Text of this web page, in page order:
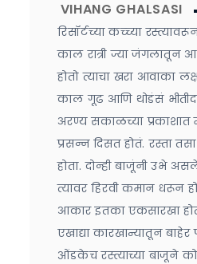
रिसॉर्टच्या कच्च्या
काल रात्री ज्या जंगलातून
होतो त्याचा खरा आवाका
काल गूढ आणि थोडंसं
अरण्य सकाळच्या प्रकाशात
प्रसन्न दिसत होतं. रस्ता
होता. दोन्ही बाजूंनी उभे
त्यावर हिरवी कमान धरून
आकार इतका एकसारखा
एखाद्या कारखान्यातून
ओंडकेच रस्त्याच्या बाजूने